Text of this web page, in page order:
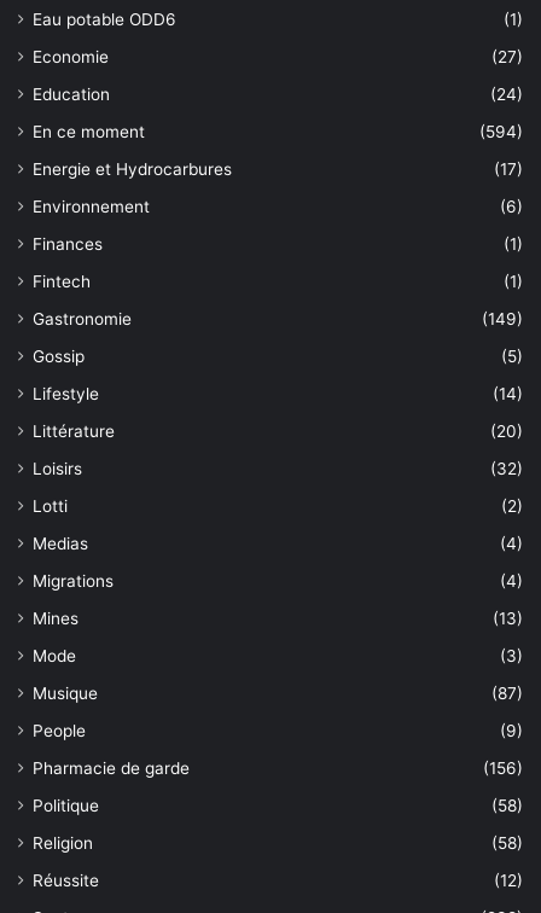
Eau potable ODD6
(1)
Economie
(27)
Education
(24)
En ce moment
(594)
Energie et Hydrocarbures
(17)
Environnement
(6)
Finances
(1)
Fintech
(1)
Gastronomie
(149)
Gossip
(5)
Lifestyle
(14)
Littérature
(20)
Loisirs
(32)
Lotti
(2)
Medias
(4)
Migrations
(4)
Mines
(13)
Mode
(3)
Musique
(87)
People
(9)
Pharmacie de garde
(156)
Politique
(58)
Religion
(58)
Réussite
(12)